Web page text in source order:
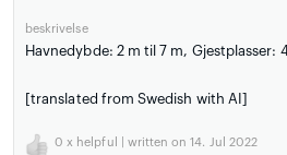
beskrivelse
Havnedybde: 2 m til 7 m, Gjestplasser:
[translated from Swedish with AI]
0 x helpful | written on 14. Jul 2022